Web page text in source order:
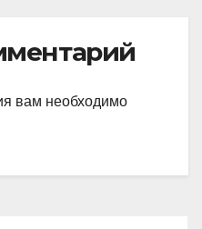
вам необходимо